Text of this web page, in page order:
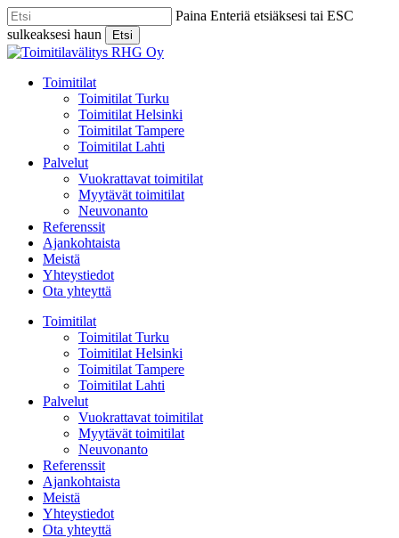
Skip
to
main
content
Paina Enteriä etsiäksesi tai ESC
sulkeaksesi haun
Etsi
Close
Menu
Toimitilat
Toimitilat Turku
Toimitilat Helsinki
Toimitilat Tampere
Toimitilat Lahti
Palvelut
Vuokrattavat toimitilat
Myytävät toimitilat
Neuvonanto
Referenssit
Ajankohtaista
Meistä
Yhteystiedot
Ota yhteyttä
Toimitilat
Toimitilat Turku
Toimitilat Helsinki
Toimitilat Tampere
Toimitilat Lahti
Palvelut
Vuokrattavat toimitilat
Myytävät toimitilat
Neuvonanto
Referenssit
Ajankohtaista
Meistä
Yhteystiedot
Ota yhteyttä